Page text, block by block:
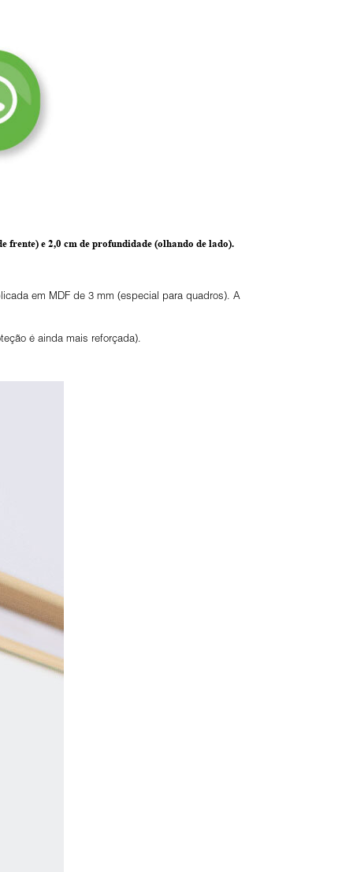
frente) e 2,0 cm de profundidade (olhando de lado).
em MDF de 3 mm (especial para quadros). A
é ainda mais reforçada).